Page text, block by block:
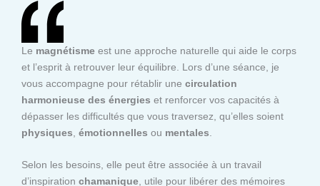
Le magnétisme est une approche naturelle qui aide le corps
et l’esprit à retrouver leur équilibre. Lors d’une séance, je
vous accompagne pour rétablir une circulation
harmonieuse des énergies et renforcer vos capacités à
dépasser les difficultés que vous traversez, qu’elles soient
physiques émotionnelles ou mentales
Selon les besoins, elle peut être associée à un travail
d’inspiration chamanique, utile pour libérer des mémoires